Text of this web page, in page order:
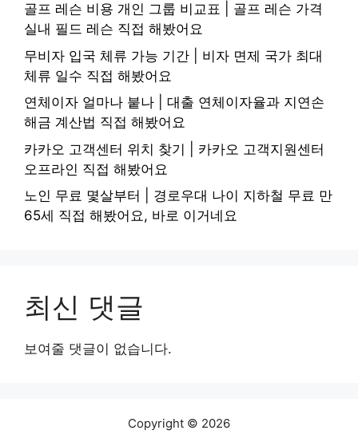
골프 레슨 비용 개인 그룹 비교표 | 골프 레슨 가격
실내 필드 레슨 직접 해봤어요
무비자 입국 체류 가능 기간 | 비자 면제 국가 최대
체류 일수 직접 해봤어요
연체이자 얼마나 붙나 | 대출 연체이자율과 지연손
해금 계산법 직접 해봤어요
카카오 고객센터 위치 찾기 | 카카오 고객지원센터
오프라인 직접 해봤어요
노인 무료 몇살부터 | 경로우대 나이 지하철 무료 만
65세 직접 해봤어요, 바로 이거네요
최신 댓글
보여줄 댓글이 없습니다.
Copyright © 2026